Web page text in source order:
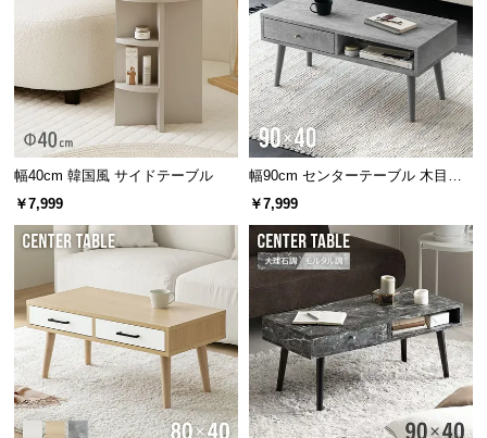
品
送
に
つ
い
て
小
商
品
の
配
送
に
幅40cm 韓国風 サイドテーブル
￥7,999
幅90cm センターテーブル 木目調/
モルタル調
￥7,999